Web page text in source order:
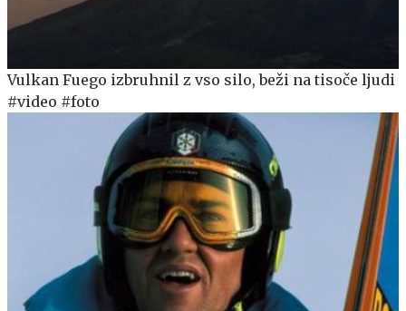
Vulkan Fuego izbruhnil z vso silo, beži na tisoče ljudi
#video #foto